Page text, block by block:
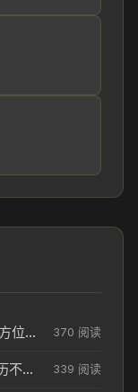
2026年04月11日老黄历财神方位_财神方位与供奉讲究 370 阅读
今天2026年04月18日领取结婚证老黄历不适合吗_领证日期参考 339 阅读